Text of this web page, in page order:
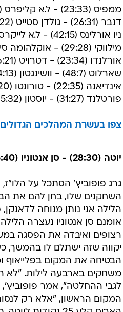
יציבות, כשהפסידו בממפיס
נצמדים אליהם במירוץ הצמוד
את התבוסה הגדולה של היום
שקיבלה 41 הפרש
מתחילים.
כל תוצאות הלילה:
מינסוטה (33:25) - פיניקס (27:30) 114:90
ממפיס (23:33) - ל.א קליפרס (23:34) 85:94
מילווקי (29:28) - אוקלהומה סיטי (15:42) 109:89
שארלוט (48:7) - וושינגטון (44:13) 113:85
אינדיאנה (22:35) - טורונטו (38:20) 98:103
פורטלנד (31:27) - יוסטון (25:32) 94:89
צפו בעשרת המהלכים
יוטה (28:30) - סן אנטוניו (15:40) 84:91
גרג פופוביץ' הסתכל על
השחקנים שלו, בחן להם את